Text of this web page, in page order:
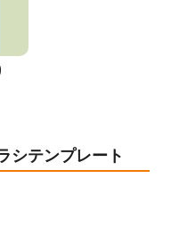
シテンプレート